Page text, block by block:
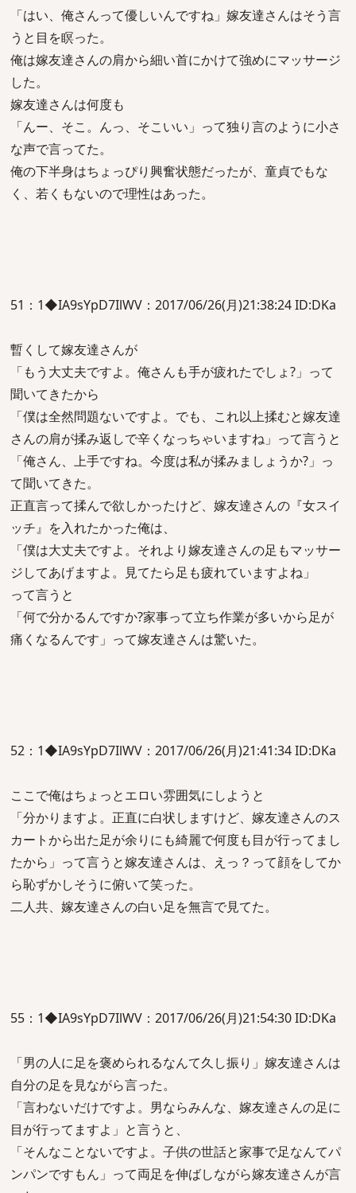
「はい、俺さんって優しいんですね」嫁友達さんはそう言
うと目を瞑った。
俺は嫁友達さんの肩から細い首にかけて強めにマッサージ
した。
嫁友達さんは何度も
「んー、そこ。んっ、そこいい」って独り言のように小さ
な声で言ってた。
俺の下半身はちょっぴり興奮状態だったが、童貞でもな
く、若くもないので理性はあった。
51：1◆IA9sYpD7IlWV：2017/06/26(月)21:38:24 ID:DKa
暫くして嫁友達さんが
「もう大丈夫ですよ。俺さんも手が疲れたでしょ?」って
聞いてきたから
「僕は全然問題ないですよ。でも、これ以上揉むと嫁友達
さんの肩が揉み返しで辛くなっちゃいますね」って言うと
「俺さん、上手ですね。今度は私が揉みましょうか?」っ
て聞いてきた。
正直言って揉んで欲しかったけど、嫁友達さんの『女スイ
ッチ』を入れたかった俺は、
「僕は大丈夫ですよ。それより嫁友達さんの足もマッサー
ジしてあげますよ。見てたら足も疲れていますよね」
って言うと
「何で分かるんですか?家事って立ち作業が多いから足が
痛くなるんです」って嫁友達さんは驚いた。
52：1◆IA9sYpD7IlWV：2017/06/26(月)21:41:34 ID:DKa
ここで俺はちょっとエロい雰囲気にしようと
「分かりますよ。正直に白状しますけど、嫁友達さんのス
カートから出た足が余りにも綺麗で何度も目が行ってまし
たから」って言うと嫁友達さんは、えっ？って顔をしてか
ら恥ずかしそうに俯いて笑った。
二人共、嫁友達さんの白い足を無言で見てた。
55：1◆IA9sYpD7IlWV：2017/06/26(月)21:54:30 ID:DKa
「男の人に足を褒められるなんて久し振り」嫁友達さんは
自分の足を見ながら言った。
「言わないだけですよ。男ならみんな、嫁友達さんの足に
目が行ってますよ」と言うと、
「そんなことないですよ。子供の世話と家事で足なんてパ
ンパンですもん」って両足を伸ばしながら嫁友達さんが言